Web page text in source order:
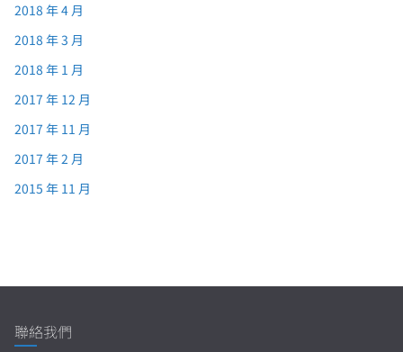
2018 年 4 月
2018 年 3 月
2018 年 1 月
2017 年 12 月
2017 年 11 月
2017 年 2 月
2015 年 11 月
聯絡我們